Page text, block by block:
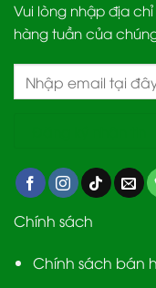
Vui lòng nhập địa
hàng tuần của
Chính sách
Chính sách bán